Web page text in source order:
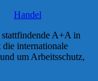
Handel
A+A in
internationale
um Arbeitsschutz,